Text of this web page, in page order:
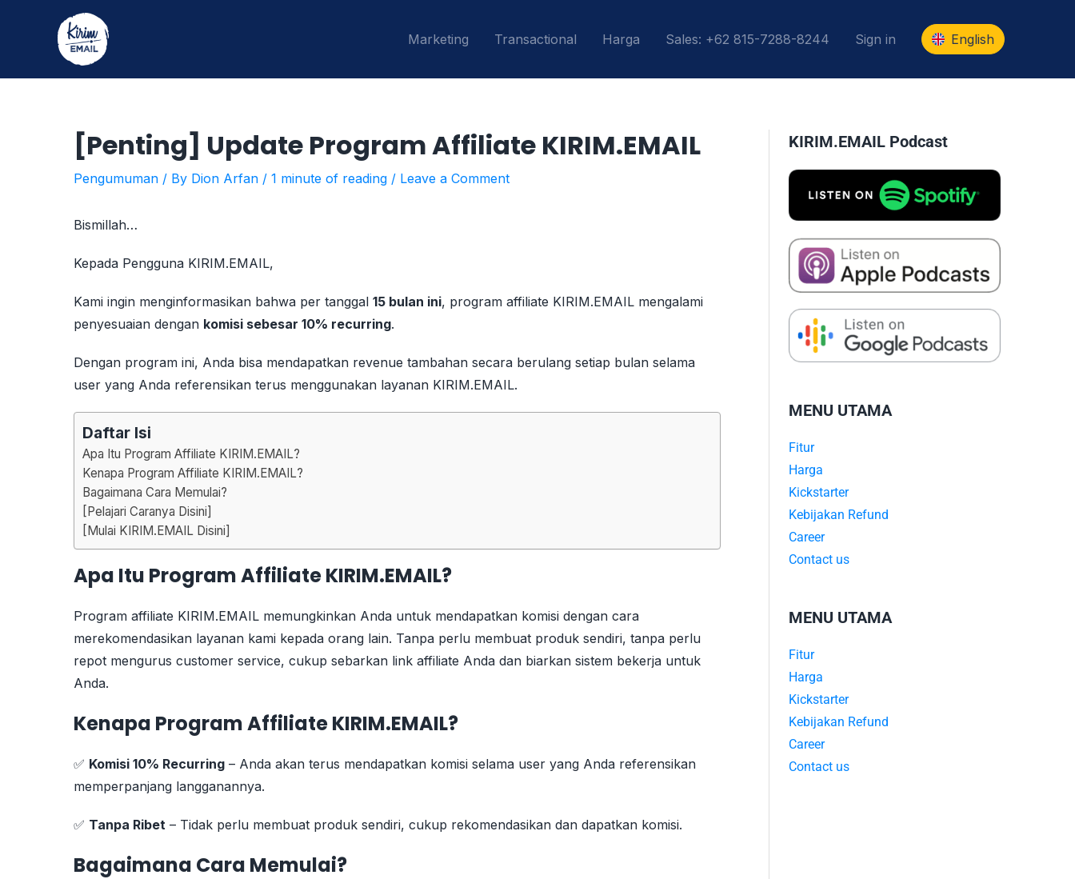
Marketing Transactional Harga Sales: +62 815-7288-8244 Sign in English
[Penting] Update Program Affiliate KIRIM.EMAIL
Pengumuman / By Dion Arfan / 1 minute of reading / Leave a Comment
Bismillah…
Kepada Pengguna KIRIM.EMAIL,
Kami ingin menginformasikan bahwa per tanggal 15 bulan ini, program affiliate KIRIM.EMAIL mengalami
penyesuaian dengan komisi sebesar 10% recurring.
Dengan program ini, Anda bisa mendapatkan revenue tambahan secara berulang setiap bulan selama
user yang Anda referensikan terus menggunakan layanan KIRIM.EMAIL.
Daftar Isi
Apa Itu Program Affiliate KIRIM.EMAIL?
Kenapa Program Affiliate KIRIM.EMAIL?
Bagaimana Cara Memulai?
[Pelajari Caranya Disini]
[Mulai KIRIM.EMAIL Disini]
Apa Itu Program Affiliate KIRIM.EMAIL?
Program affiliate KIRIM.EMAIL memungkinkan Anda untuk mendapatkan komisi dengan cara
merekomendasikan layanan kami kepada orang lain. Tanpa perlu membuat produk sendiri, tanpa perlu
repot mengurus customer service, cukup sebarkan link affiliate Anda dan biarkan sistem bekerja untuk
Anda.
Kenapa Program Affiliate KIRIM.EMAIL?
✅ Komisi 10% Recurring – Anda akan terus mendapatkan komisi selama user yang Anda referensikan
memperpanjang langganannya.
✅ Tanpa Ribet – Tidak perlu membuat produk sendiri, cukup rekomendasikan dan dapatkan komisi.
Bagaimana Cara Memulai?
KIRIM.EMAIL Podcast
MENU UTAMA
Fitur
Harga
Kickstarter
Kebijakan Refund
Career
Contact us
MENU UTAMA
Fitur
Harga
Kickstarter
Kebijakan Refund
Career
Contact us